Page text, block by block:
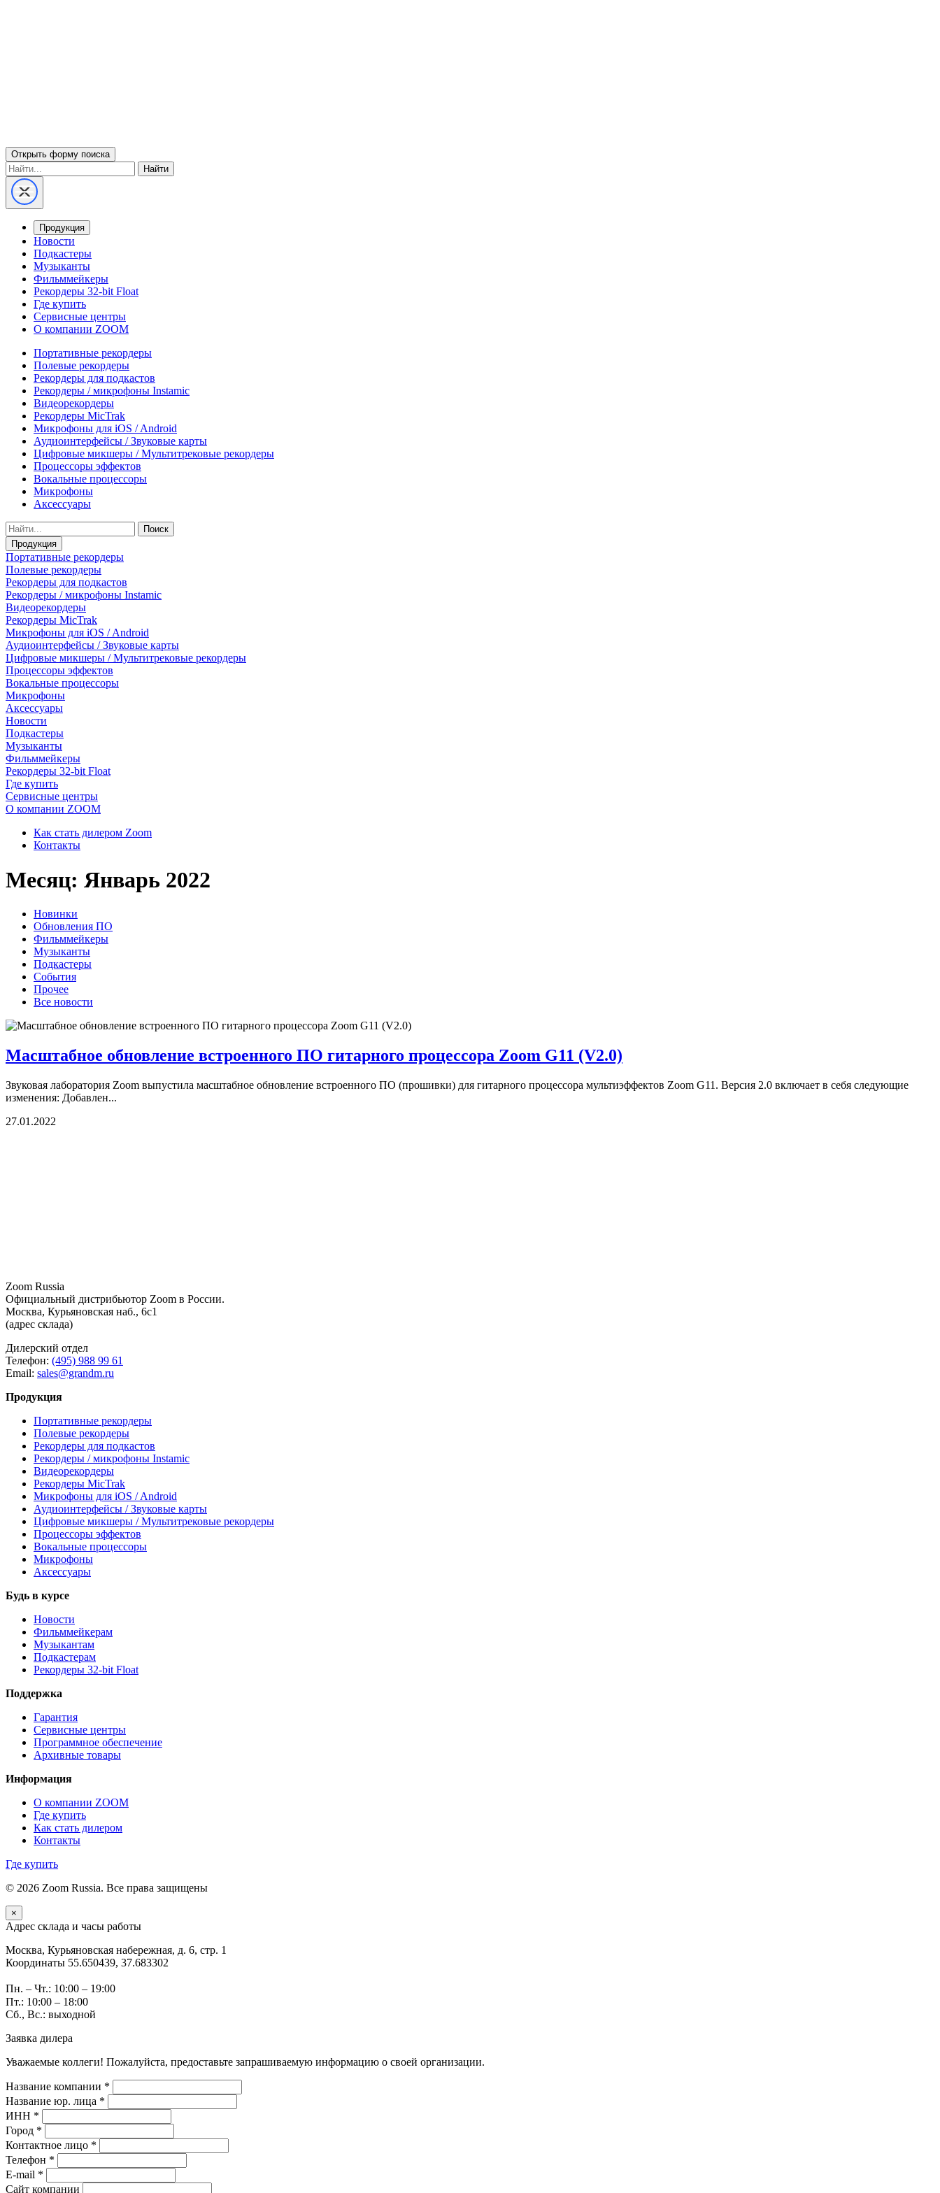
Открыть форму поиска
Найти
Продукция
Новости
Подкастеры
Музыканты
Фильммейкеры
Рекордеры 32-bit Float
Где купить
Сервисные центры
О компании ZOOM
Портативные рекордеры
Полевые рекордеры
Рекордеры для подкастов
Рекордеры / микрофоны Instamic
Видеорекордеры
Рекордеры MicTrak
Микрофоны для iOS / Android
Аудиоинтерфейсы / Звуковые карты
Цифровые микшеры / Мультитрековые рекордеры
Процессоры эффектов
Вокальные процессоры
Микрофоны
Аксессуары
Поиск
Продукция
Портативные рекордеры
Полевые рекордеры
Рекордеры для подкастов
Рекордеры / микрофоны Instamic
Видеорекордеры
Рекордеры MicTrak
Микрофоны для iOS / Android
Аудиоинтерфейсы / Звуковые карты
Цифровые микшеры / Мультитрековые рекордеры
Процессоры эффектов
Вокальные процессоры
Микрофоны
Аксессуары
Новости
Подкастеры
Музыканты
Фильммейкеры
Рекордеры 32-bit Float
Где купить
Сервисные центры
О компании ZOOM
Как стать дилером Zoom
Контакты
Месяц: Январь 2022
Новинки
Обновления ПО
Фильммейкеры
Музыканты
Подкастеры
События
Прочее
Все новости
Масштабное обновление встроенного ПО гитарного процессора Zoom G11 (V2.0)
Звуковая лаборатория Zoom выпустила масштабное обновление встроенного ПО (прошивки) для гитарного процессора мультиэффектов Zoom G11. Версия 2.0 включает в себя следующие
изменения: Добавлен...
27.01.2022
Zoom Russia
Официальный дистрибьютор Zoom в России.
Москва, Курьяновская наб., 6с1
(адрес склада)
Дилерский отдел
Телефон: (495) 988 99 61
Email: sales@grandm.ru
Продукция
Портативные рекордеры
Полевые рекордеры
Рекордеры для подкастов
Рекордеры / микрофоны Instamic
Видеорекордеры
Рекордеры MicTrak
Микрофоны для iOS / Android
Аудиоинтерфейсы / Звуковые карты
Цифровые микшеры / Мультитрековые рекордеры
Процессоры эффектов
Вокальные процессоры
Микрофоны
Аксессуары
Будь в курсе
Новости
Фильммейкерам
Музыкантам
Подкастерам
Рекордеры 32‑bit Float
Поддержка
Гарантия
Сервисные центры
Программное обеспечение
Архивные товары
Информация
О компании ZOOM
Где купить
Как стать дилером
Контакты
Где купить
© 2026 Zoom Russia. Все права защищены
×
Адрес склада и часы работы
Москва, Курьяновская набережная, д. 6, стр. 1
Координаты 55.650439, 37.683302
Пн. – Чт.: 10:00 – 19:00
Пт.: 10:00 – 18:00
Сб., Вс.: выходной
Заявка дилера
Уважаемые коллеги! Пожалуйста, предоставьте запрашиваемую информацию о своей организации.
Название компании *
Название юр. лица *
ИНН *
Город *
Контактное лицо *
Телефон *
E-mail *
Сайт компании